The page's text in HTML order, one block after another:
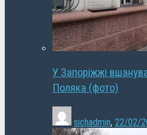
У Запоріжжі
Поляка (фото)
sichadmin, 22/02/